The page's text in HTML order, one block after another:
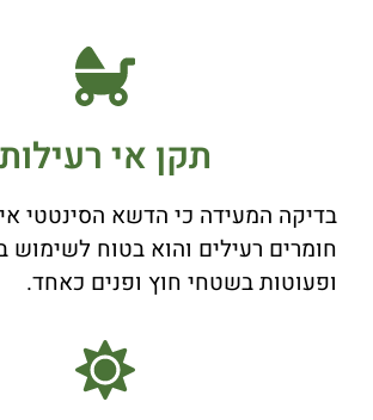
תקן אי רעילות
בדיקה המעידה כי הדשא הסינטטי
חומרים רעילים והוא בטוח לשימוש
ופעוטות בשטחי חוץ ופנים כאחד.